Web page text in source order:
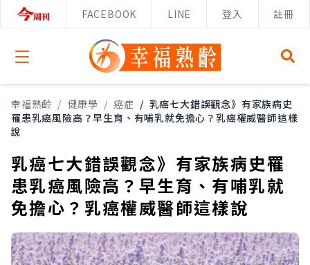
FACEBOOK LINE 登入 註冊
Open menu
幸福熟齡 / 健康學 / 癌症 / 乳癌七大錯誤觀念》有家族病史
罹患乳癌風險高？早生育、有哺乳就免擔心？乳癌權威醫師這樣
說
乳癌七大錯誤觀念》有家族病史罹
患乳癌風險高？早生育、有哺乳就
免擔心？乳癌權威醫師這樣說